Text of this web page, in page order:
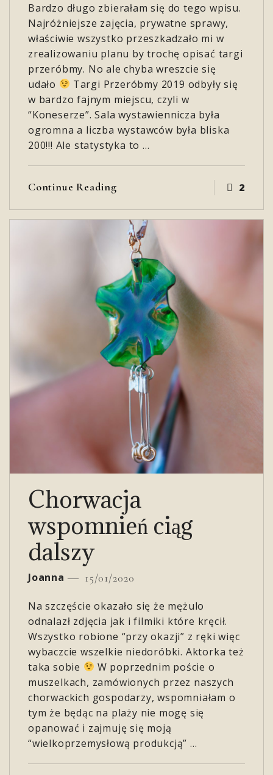
Bardzo długo zbierałam się do tego wpisu.
Najróżniejsze zajęcia, prywatne sprawy,
właściwie wszystko przeszkadzało mi w
zrealizowaniu planu by trochę opisać targi
przeróbmy. No ale chyba wreszcie się
udało
Targi Przeróbmy 2019 odbyły się
w bardzo fajnym miejscu, czyli w
“Koneserze”. Sala wystawiennicza była
ogromna a liczba wystawców była bliska
200!!! Ale statystyka to …
Continue Reading 2
Chorwacja
wspomnień ciąg
dalszy
Joanna 15/01/2020
Na szczęście okazało się że mężulo
odnalazł zdjęcia jak i filmiki które kręcił.
Wszystko robione “przy okazji” z ręki więc
wybaczcie wszelkie niedoróbki. Aktorka też
taka sobie
W poprzednim poście o
muszelkach, zamówionych przez naszych
chorwackich gospodarzy, wspomniałam o
tym że będąc na plaży nie mogę się
opanować i zajmuję się moją
“wielkoprzemysłową produkcją” …